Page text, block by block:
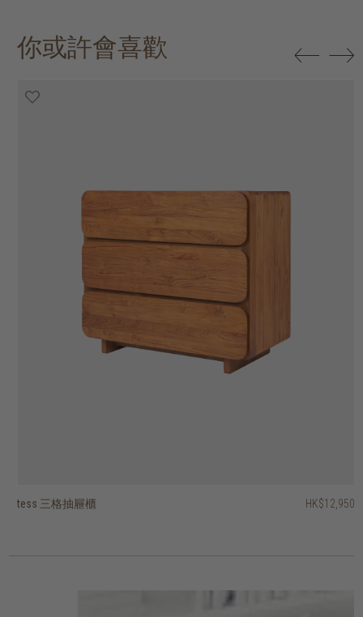
你或許會喜歡
tess 三格抽屜櫃 HK$12,950
tess 三格抽屜櫃及開放式層架 HK$13,950
float 六格抽屜櫃 HK$14,950
essentials 六格抽屜櫃 HK$19,950
solid 六格抽屜櫃 HK$22,950
solid 五格抽屜櫃 HK$12,450
pure and simple 附輪抽屜櫃 - 三抽屜 HK$7,450
vintage 六格抽屜櫃 HK$16,950